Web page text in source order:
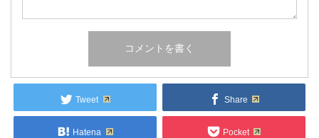
Tweet Share
Hatena Pocket